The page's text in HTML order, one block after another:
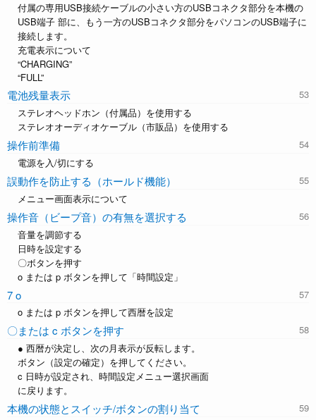
付属の専用USB接続ケーブルの小さい方のUSBコネクタ部分を本機の
USB端子 部に、もう一方のUSBコネクタ部分をパソコンのUSB端子に
接続します。
充電表示について
“CHARGING”
“FULL”
電池残量表示
ステレオヘッドホン（付属品）を使用する
ステレオオーディオケーブル（市販品）を使用する
操作前準備
電源を入/切にする
誤動作を防止する（ホールド機能）
メニュー画面表示について
操作音（ビープ音）の有無を選択する
音量を調節する
日時を設定する
〇ボタンを押す
o または p ボタンを押して「時間設定」
7 o
o または p ボタンを押して西暦を設定
〇または c ボタンを押す
● 西暦が決定し、次の月表示が反転します。
ボタン（設定の確定）を押してください。
c 日時が設定され、時間設定メニュー選択画面
に戻ります。
本機の状態とスイッチ/ボタンの割り当て